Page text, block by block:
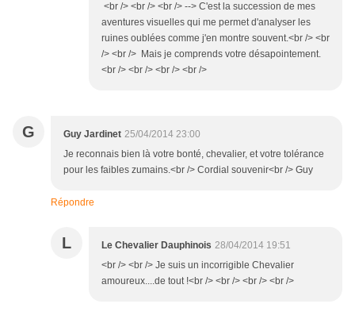
<br /> <br /> <br /> --> C'est la succession de mes
aventures visuelles qui me permet d'analyser les
ruines oublées comme j'en montre souvent.<br /> <br
/> <br /> Mais je comprends votre désapointement.
<br /> <br /> <br /> <br />
G Guy Jardinet 25/04/2014 23:00
Je reconnais bien là votre bonté, chevalier, et votre tolérance
pour les faibles zumains.<br /> Cordial souvenir<br /> Guy
Répondre
L Le Chevalier Dauphinois 28/04/2014 19:51
<br /> <br /> Je suis un incorrigible Chevalier
amoureux....de tout !<br /> <br /> <br /> <br />